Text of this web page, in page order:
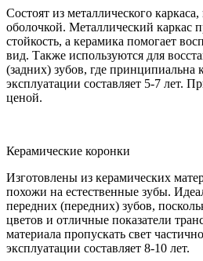
Состоят из металлического
оболочкой. Металлический каркас
стойкость, а керамика помогает
вид. Также используются для
(задних) зубов, где принципиальна
эксплуатации составляет 5-7 лет.
ценой.
Керамические коронки
Изготовлены из керамических
похожи на естественные зубы.
передних (передних) зубов,
цветов и отличные показатели
материала пропускать свет
эксплуатации составляет 8-10 лет.